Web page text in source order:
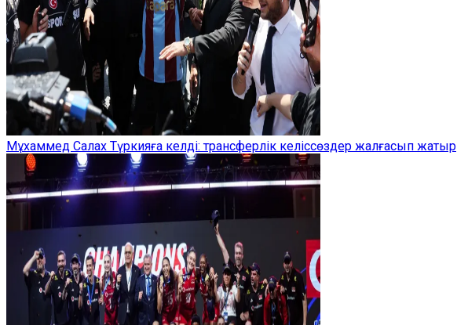
Мұхаммед Салах Түркияға келді: трансферлік келіссөздер жалғасып жатыр